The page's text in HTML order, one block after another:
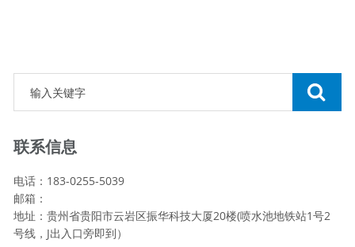
联系信息
电话：183-0255-5039
邮箱：
地址：贵州省贵阳市云岩区振华科技大厦20楼(喷水池地铁站1号2
号线，J出入口旁即到）